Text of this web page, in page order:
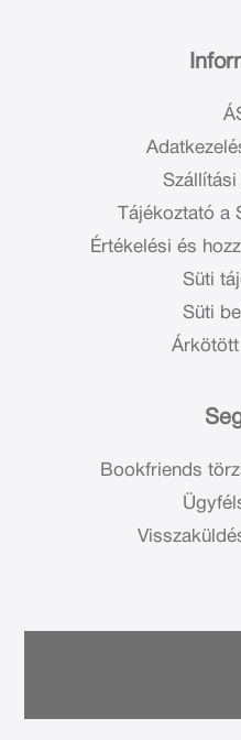
Tájékoztató a
Értékelési és
Süti
Süti
Bookfriends